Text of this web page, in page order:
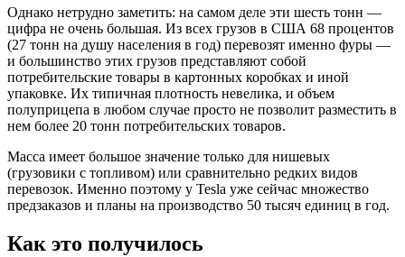
Однако нетрудно заметить: на самом деле эти шесть тонн —
цифра не очень большая. Из всех грузов в США 68 процентов
(27 тонн на душу населения в год) перевозят именно фуры —
и большинство этих грузов представляют собой
потребительские товары в картонных коробках и иной
упаковке. Их типичная плотность невелика, и объем
полуприцепа в любом случае просто не позволит разместить в
нем более 20 тонн потребительских товаров.
Масса имеет большое значение только для нишевых
(грузовики с топливом) или сравнительно редких видов
перевозок. Именно поэтому у Tesla уже сейчас множество
предзаказов и планы на производство 50 тысяч единиц в год.
Как это получилось